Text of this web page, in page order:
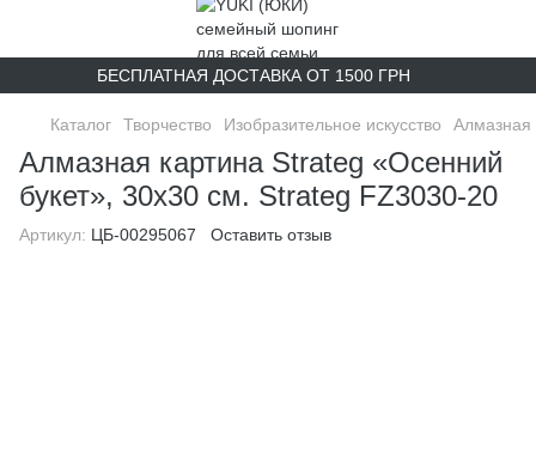
БЕСПЛАТНАЯ ДОСТАВКА ОТ 1500 ГРН
Каталог Творчество Изобразительное искусство Алмазная
Алмазная картина Strateg «Осенний
букет», 30х30 см. Strateg FZ3030-20
Артикул: ЦБ-00295067 Оставить отзыв